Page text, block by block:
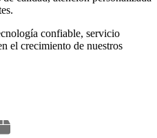
confiable, servicio
el crecimiento de nuestros